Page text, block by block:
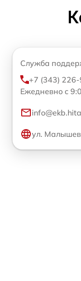
Служба
+7 (343)
Ежедневно с
ул.